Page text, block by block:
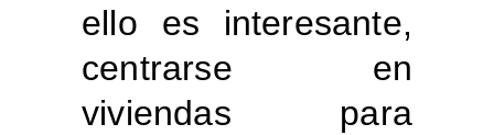
ello es interesante,
centrarse en
viviendas para